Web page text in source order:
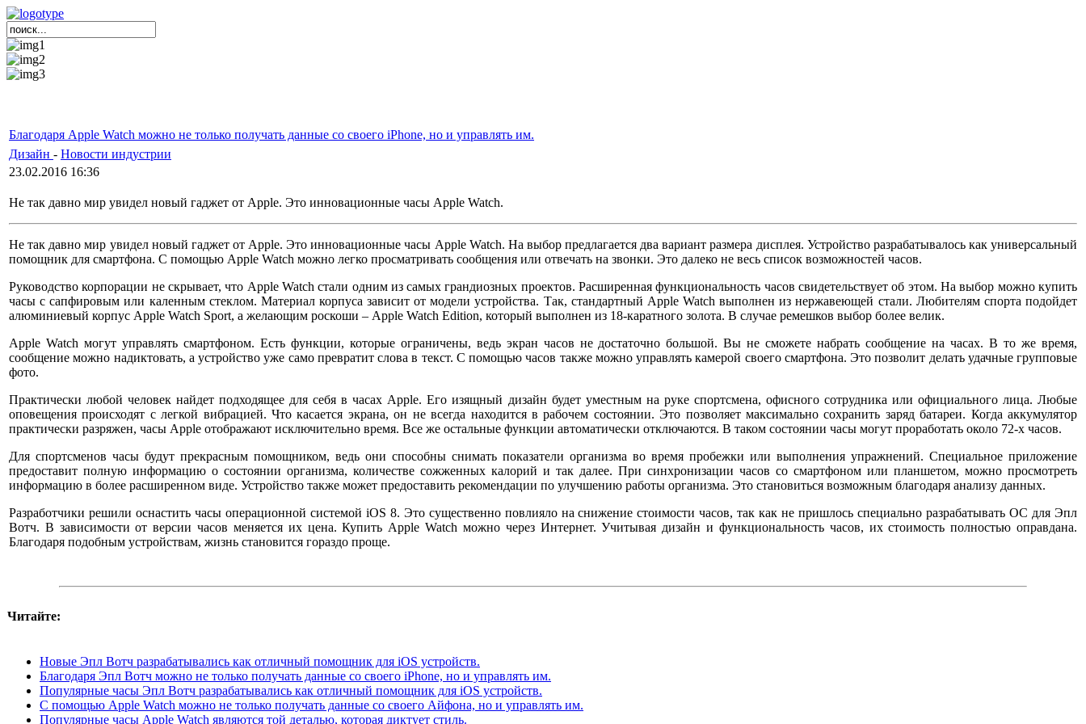
Благодаря Apple Watch можно не только получать данные со своего iPhone, но и управлять им.
Дизайн - Новости индустрии
23.02.2016 16:36
Не так давно мир увидел новый гаджет от Apple. Это инновационные часы Apple Watch.
Не так давно мир увидел новый гаджет от Apple. Это инновационные часы Apple Watch. На выбор предлагается два вариант размера дисплея. Устройство разрабатывалось как универсальный
помощник для смартфона. С помощью Apple Watch можно легко просматривать сообщения или отвечать на звонки. Это далеко не весь список возможностей часов.
Руководство корпорации не скрывает, что Apple Watch стали одним из самых грандиозных проектов. Расширенная функциональность часов свидетельствует об этом. На выбор можно купить
часы с сапфировым или каленным стеклом. Материал корпуса зависит от модели устройства. Так, стандартный Apple Watch выполнен из нержавеющей стали. Любителям спорта подойдет
алюминиевый корпус Apple Watch Sport, а желающим роскоши – Apple Watch Edition, который выполнен из 18-каратного золота. В случае ремешков выбор более велик.
Apple Watch могут управлять смартфоном. Есть функции, которые ограничены, ведь экран часов не достаточно большой. Вы не сможете набрать сообщение на часах. В то же время,
сообщение можно надиктовать, а устройство уже само превратит слова в текст. С помощью часов также можно управлять камерой своего смартфона. Это позволит делать удачные групповые
фото.
Практически любой человек найдет подходящее для себя в часах Apple. Его изящный дизайн будет уместным на руке спортсмена, офисного сотрудника или официального лица. Любые
оповещения происходят с легкой вибрацией. Что касается экрана, он не всегда находится в рабочем состоянии. Это позволяет максимально сохранить заряд батареи. Когда аккумулятор
практически разряжен, часы Apple отображают исключительно время. Все же остальные функции автоматически отключаются. В таком состоянии часы могут проработать около 72-х часов.
Для спортсменов часы будут прекрасным помощником, ведь они способны снимать показатели организма во время пробежки или выполнения упражнений. Специальное приложение
предоставит полную информацию о состоянии организма, количестве сожженных калорий и так далее. При синхронизации часов со смартфоном или планшетом, можно просмотреть
информацию в более расширенном виде. Устройство также может предоставить рекомендации по улучшению работы организма. Это становиться возможным благодаря анализу данных.
Разработчики решили оснастить часы операционной системой iOS 8. Это существенно повлияло на снижение стоимости часов, так как не пришлось специально разрабатывать ОС для Эпл
Вотч. В зависимости от версии часов меняется их цена. Купить Apple Watch можно через Интернет. Учитывая дизайн и функциональность часов, их стоимость полностью оправдана.
Благодаря подобным устройствам, жизнь становится гораздо проще.
Читайте:
Новые Эпл Вотч разрабатывались как отличный помощник для iOS устройств.
Благодаря Эпл Вотч можно не только получать данные со своего iPhone, но и управлять им.
Популярные часы Эпл Вотч разрабатывались как отличный помощник для iOS устройств.
С помощью Apple Watch можно не только получать данные со своего Айфона, но и управлять им.
Популярные часы Apple Watch являются той деталью, которая диктует стиль.